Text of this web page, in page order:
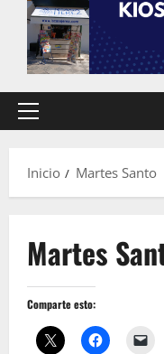
Menú
Inicio
Martes Santo
Martes
Comparte esto: